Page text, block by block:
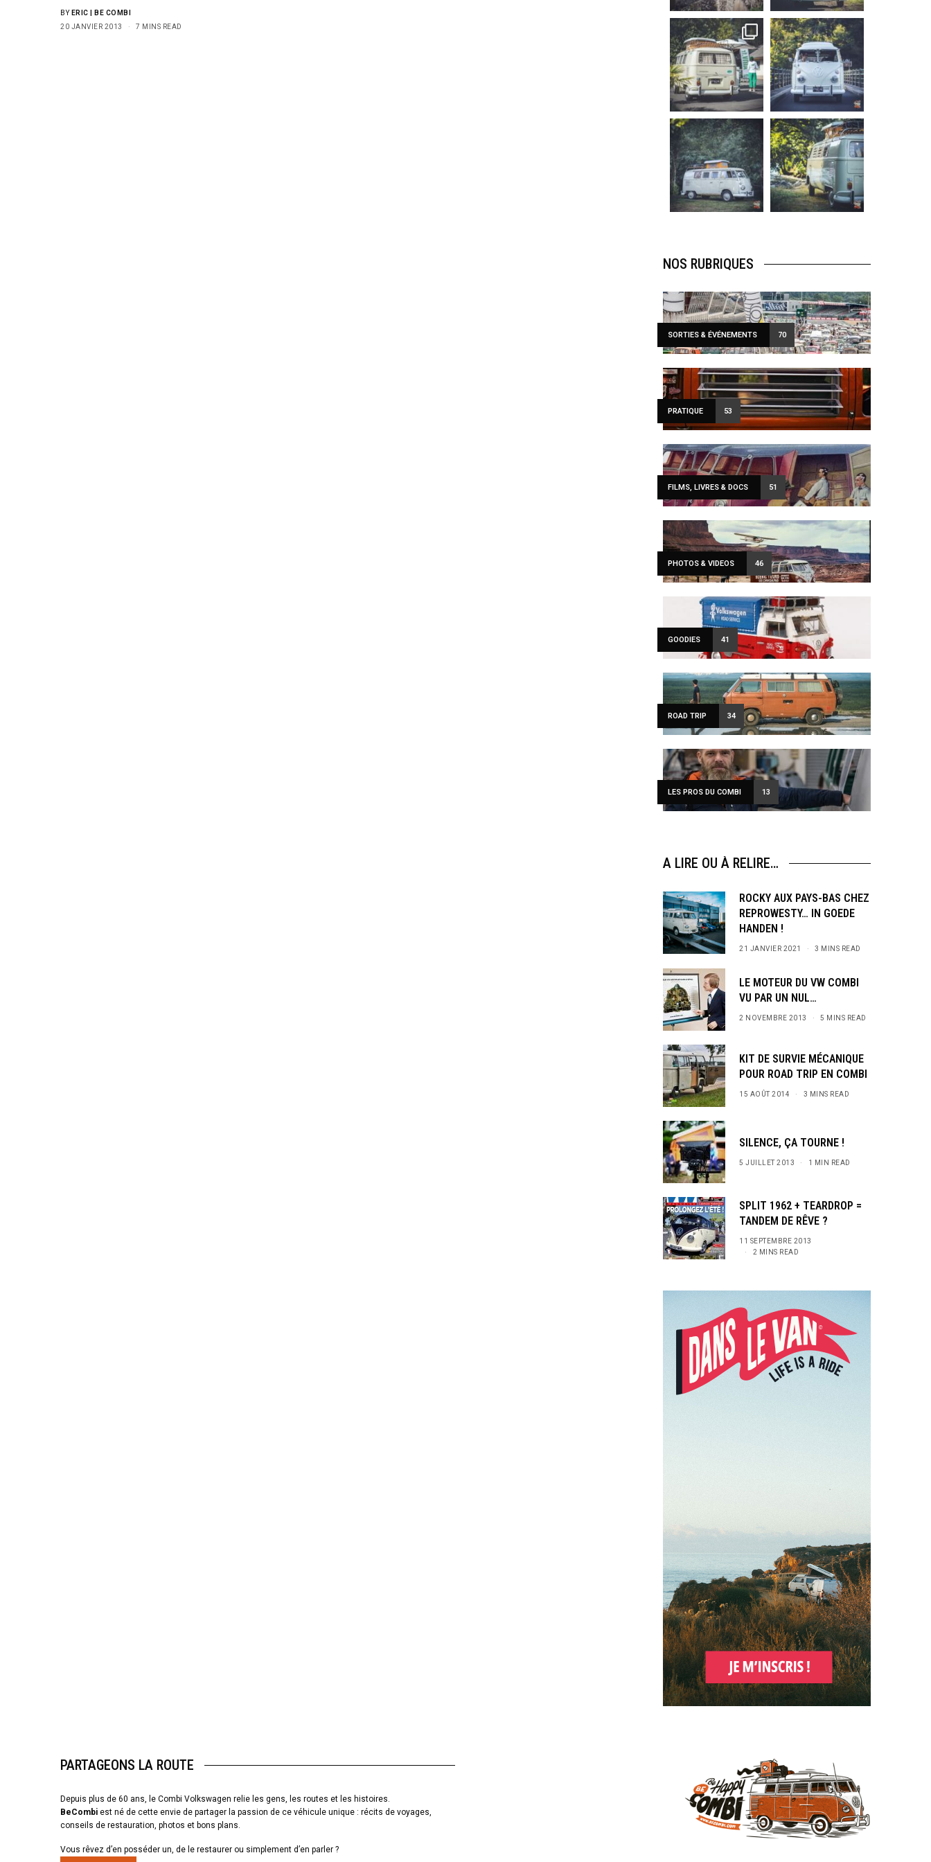
BY ERIC | BE COMBI
20 JANVIER 2013
7 MINS READ becombi
Sep 10
220
4
becombi
Août 10
177
becombi
Août 10
120
0
becombi
Août 10
108
0
NOS RUBRIQUES
SORTIES & ÉVÉNEMENTS 70
PRATIQUE 53
FILMS, LIVRES & DOCS 51
PHOTOS & VIDEOS 46
GOODIES 41
ROAD TRIP 34
LES PROS DU COMBI 13
A LIRE OU À RELIRE…
ROCKY AUX PAYS-BAS CHEZ
REPROWESTY… IN GOEDE
HANDEN !
21 JANVIER 2021 3 MINS READ
LE MOTEUR DU VW COMBI
VU PAR UN NUL…
2 NOVEMBRE 2013 5 MINS READ
KIT DE SURVIE MÉCANIQUE
POUR ROAD TRIP EN COMBI
15 AOÛT 2014 3 MINS READ
SILENCE, ÇA TOURNE !
5 JUILLET 2013 1 MIN READ
SPLIT 1962 + TEARDROP =
TANDEM DE RÊVE ?
11 SEPTEMBRE 2013
2 MINS READ
PARTAGEONS LA ROUTE
Depuis plus de 60 ans, le Combi Volkswagen relie les gens, les routes et les histoires.
BeCombi est né de cette envie de partager la passion de ce véhicule unique : récits de voyages,
conseils de restauration, photos et bons plans.
Vous rêvez d’en posséder un, de le restaurer ou simplement d’en parler ?